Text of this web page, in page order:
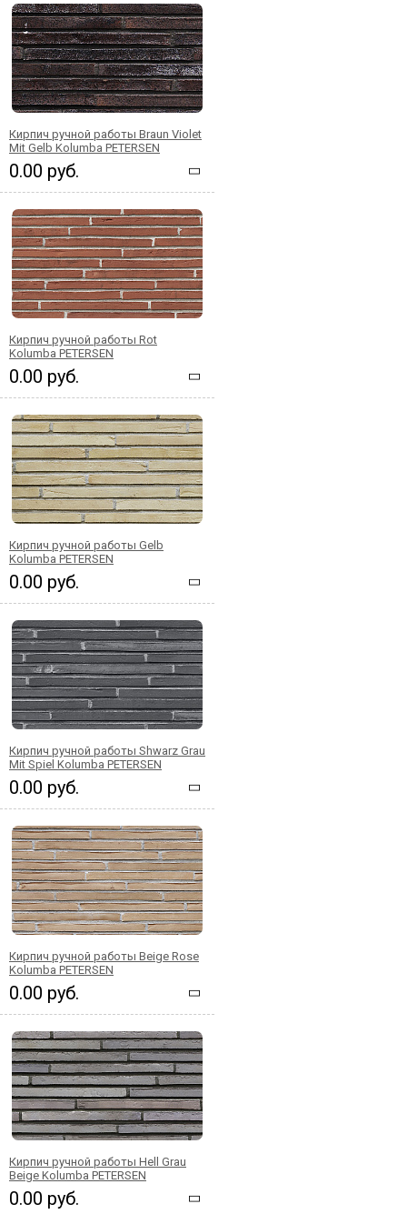
Кирпич ручной работы Braun Violet
Mit Gelb Kolumba PETERSEN
0.00 руб.
Кирпич ручной работы Rot
Kolumba PETERSEN
0.00 руб.
Кирпич ручной работы Gelb
Kolumba PETERSEN
0.00 руб.
Кирпич ручной работы Shwarz Grau
Mit Spiel Kolumba PETERSEN
0.00 руб.
Кирпич ручной работы Beige Rose
Kolumba PETERSEN
0.00 руб.
Кирпич ручной работы Hell Grau
Beige Kolumba PETERSEN
0.00 руб.